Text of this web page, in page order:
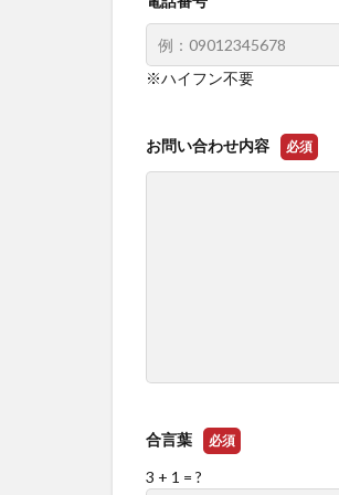
※ハイフン不要
お問い合わせ内容 必須
合言葉 必須
3 + 1 = ?